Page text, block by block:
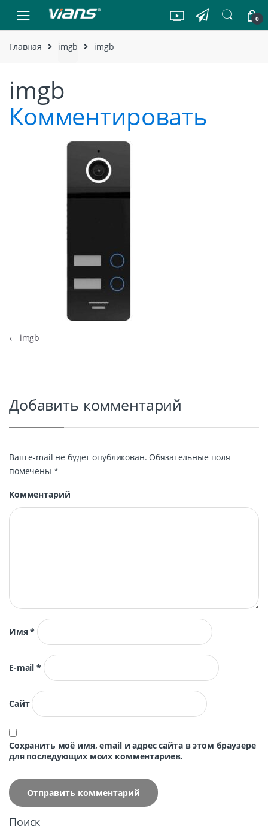
Skip to navigation
Skip to content
0
Главная imgb imgb
imgb
Комментировать
Навигация по записям
← imgb
Добавить комментарий
Ваш e-mail не будет опубликован. Обязательные поля
помечены *
Комментарий
Имя*
E-mail*
Сайт
Сохранить моё имя, email и адрес сайта в этом браузере
для последующих моих комментариев.
Поиск